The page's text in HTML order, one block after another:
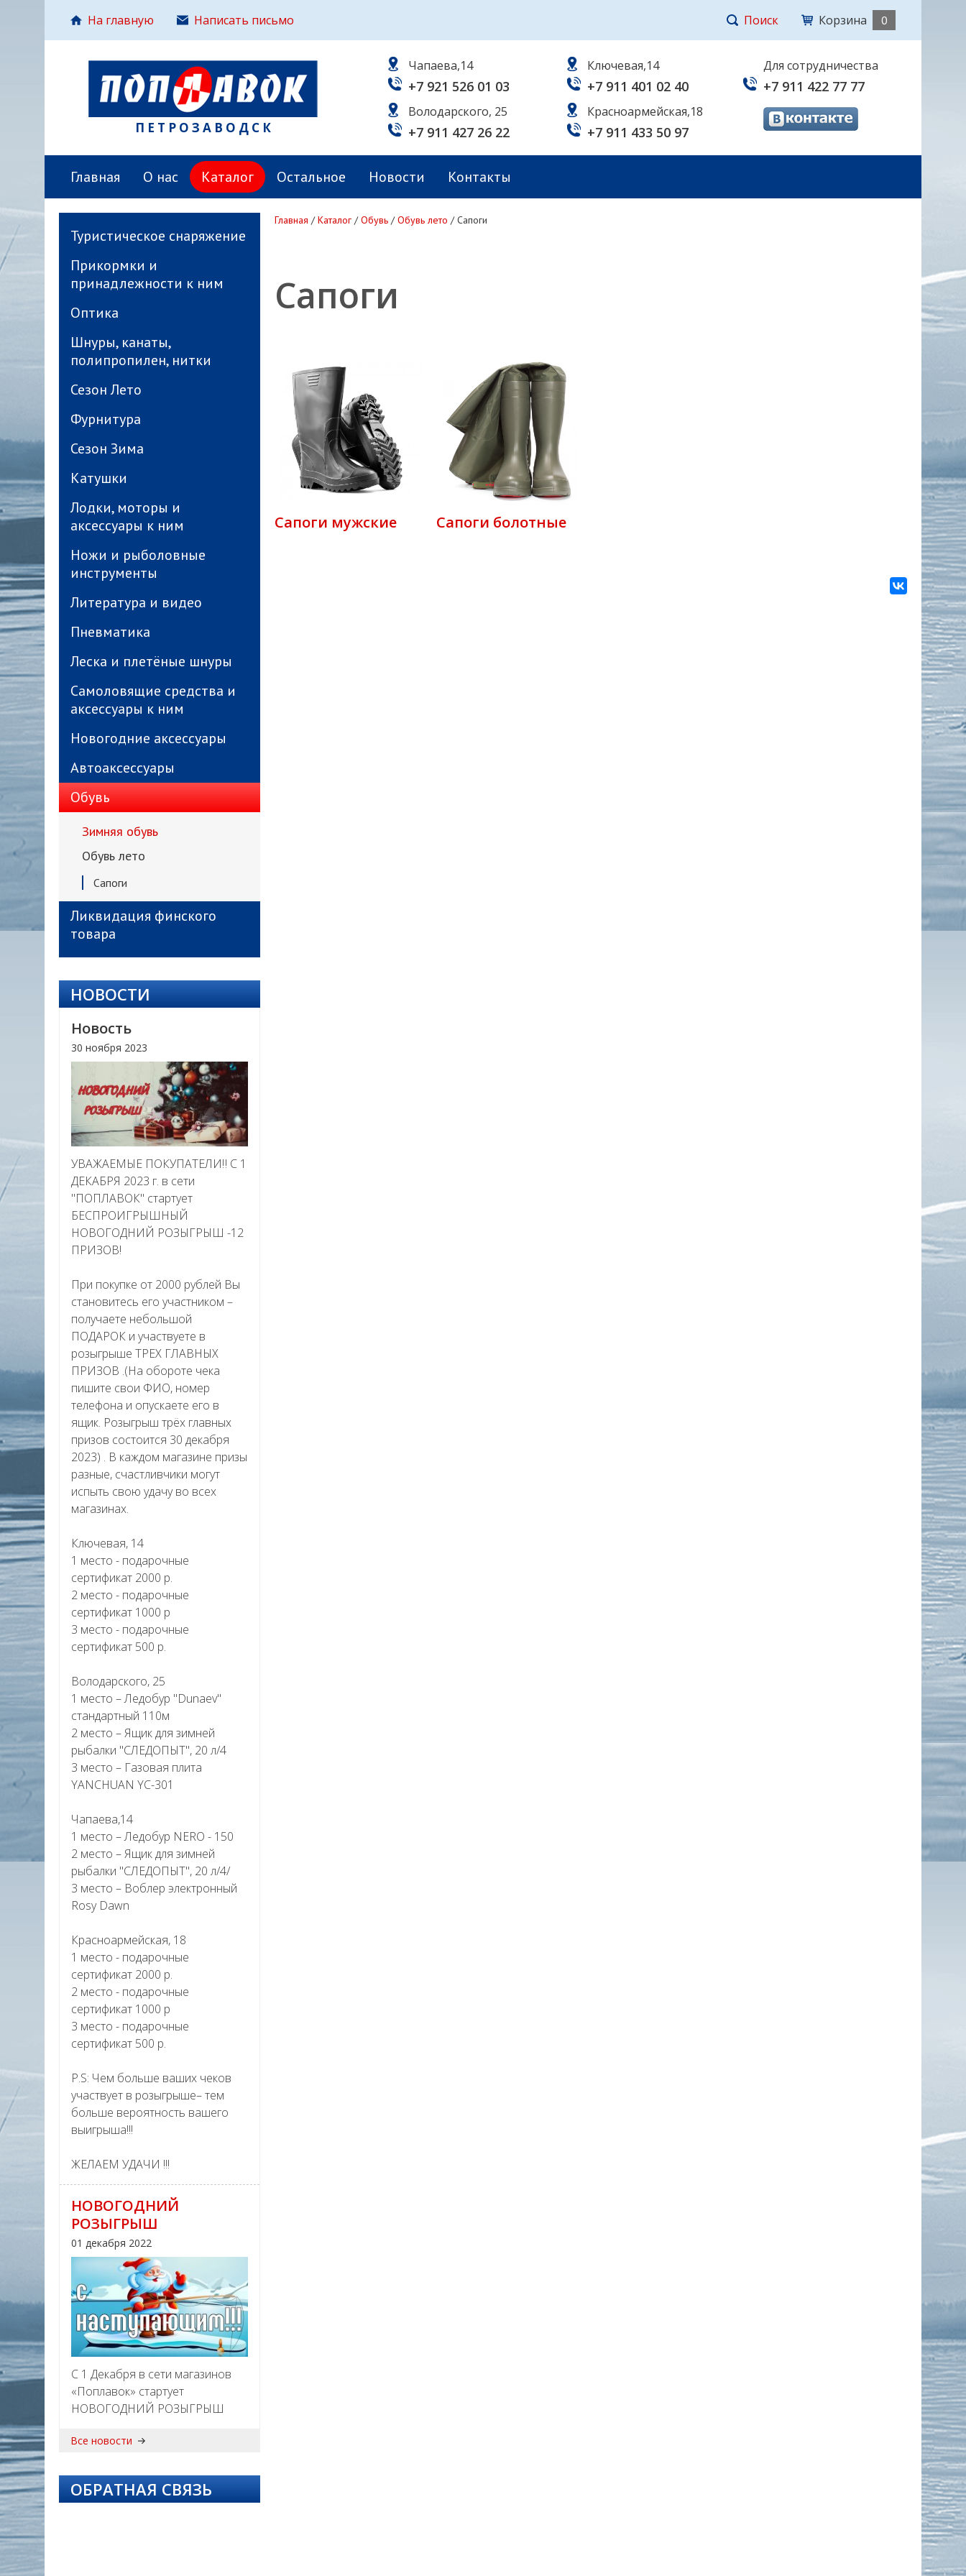
На главную Написать письмо Поиск Корзина 0
ПЕТРОЗАВОДСК
Чапаева,14
+7 921 526 01 03
Володарского, 25
+7 911 427 26 22
Ключевая,14
+7 911 401 02 40
Красноармейская,18
+7 911 433 50 97
Для сотрудничества
+7 911 422 77 77
Главная О нас Каталог Остальное Новости Контакты
Туристическое снаряжение
Прикормки и
принадлежности к ним
Оптика
Шнуры, канаты,
полипропилен, нитки
Сезон Лето
Фурнитура
Сезон Зима
Катушки
Лодки, моторы и
аксессуары к ним
Ножи и рыболовные
инструменты
Литература и видео
Пневматика
Леска и плетёные шнуры
Самоловящие средства и
аксессуары к ним
Новогодние аксессуары
Автоаксессуары
Обувь
Зимняя обувь
Обувь лето
Сапоги
Ликвидация финского
товара
НОВОСТИ
Новость
30 ноября 2023
УВАЖАЕМЫЕ ПОКУПАТЕЛИ‼ С 1
ДЕКАБРЯ 2023 г. в сети
"ПОПЛАВОК" стартует
БЕСПРОИГРЫШНЫЙ
НОВОГОДНИЙ РОЗЫГРЫШ -12
ПРИЗОВ!
При покупке от 2000 рублей Вы
становитесь его участником –
получаете небольшой
ПОДАРОК и участвуете в
розыгрыше ТРЕХ ГЛАВНЫХ
ПРИЗОВ .(На обороте чека
пишите свои ФИО, номер
телефона и опускаете его в
ящик. Розыгрыш трёх главных
призов состоится 30 декабря
2023) . В каждом магазине призы
разные, счастливчики могут
испыть свою удачу во всех
магазинах.
Ключевая, 14
1 место - подарочные
сертификат 2000 р.
2 место - подарочные
сертификат 1000 р
3 место - подарочные
сертификат 500 р.
Володарского, 25
1 место – Ледобур "Dunaev"
стандартный 110м
2 место – Ящик для зимней
рыбалки "СЛЕДОПЫТ", 20 л/4
3 место – Газовая плита
YANCHUAN YC-301
Чапаева,14
1 место – Ледобур NERO - 150
2 место – Ящик для зимней
рыбалки "СЛЕДОПЫТ", 20 л/4/
3 место – Воблер электронный
Rosy Dawn
Красноармейская, 18
1 место - подарочные
сертификат 2000 р.
2 место - подарочные
сертификат 1000 р
3 место - подарочные
сертификат 500 р.
P.S: Чем больше ваших чеков
участвует в розыгрыше– тем
больше вероятность вашего
выигрыша!!!
ЖЕЛАЕМ УДАЧИ !!!
НОВОГОДНИЙ
РОЗЫГРЫШ
01 декабря 2022
С 1 Декабря в сети магазинов
«Поплавок» стартует
НОВОГОДНИЙ РОЗЫГРЫШ
Все новости
ОБРАТНАЯ СВЯЗЬ
Главная /Каталог /Обувь /Обувь лето /Сапоги
Сапоги
Сапоги мужские Сапоги болотные